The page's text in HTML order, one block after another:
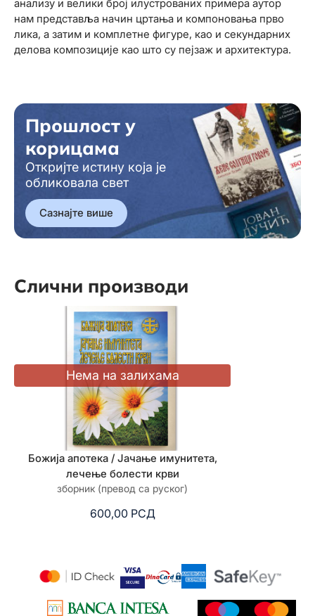
анализу и велики број илустрованих примера аутор
нам представља начин цртања и компоновања прво
лика, а затим и комплетне фигуре, као и секундарних
делова композиције као што су пејзаж и архитектура.
Прошлост у
корицама
Откријте истину која је
обликовала свет
Сазнајте више
Слични производи
Божија апотека / Јачање имунитета,
лечење болести крви
зборник (превод са руског)
600,00 РСД